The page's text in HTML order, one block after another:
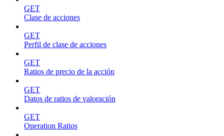
GET
Clase de acciones
GET
Perfil de clase de acciones
GET
Ratios de precio de la acción
GET
Datos de ratios de valoración
GET
Operation Ratios